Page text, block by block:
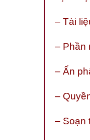
– Tài
– Phần
– Ấn
–
– Soạn